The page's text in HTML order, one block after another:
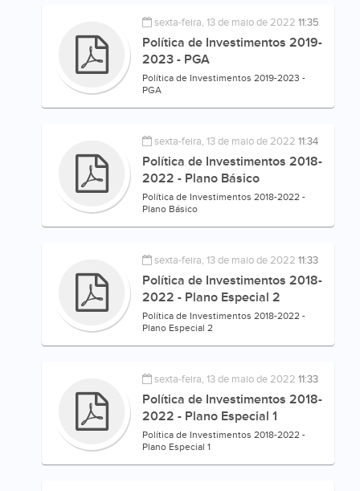
sexta-feira, 13 de maio de 202211:35
Política de Investimentos 2019-
2023 - PGA
Política de Investimentos 2019-2023 -
PGA
sexta-feira, 13 de maio de 202211:34
Política de Investimentos 2018-
2022 - Plano Básico
Política de Investimentos 2018-2022 -
Plano Básico
sexta-feira, 13 de maio de 202211:33
Política de Investimentos 2018-
2022 - Plano Especial 2
Política de Investimentos 2018-2022 -
Plano Especial 2
sexta-feira, 13 de maio de 202211:33
Política de Investimentos 2018-
2022 - Plano Especial 1
Política de Investimentos 2018-2022 -
Plano Especial 1